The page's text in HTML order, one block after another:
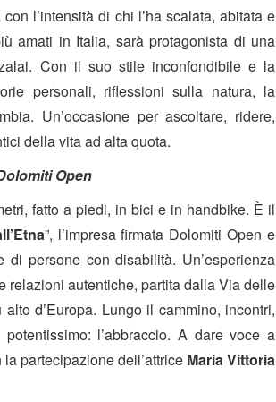
l’intensità di chi l’ha scalata, abitata e
amati in Italia, sarà protagonista di una
Con il suo stile inconfondibile e la
personali, riflessioni sulla natura, la
Un’occasione per ascoltare, ridere,
della vita ad alta quota.
Open
fatto a piedi, in bici e in handbike. È il
”, l’impresa firmata Dolomiti Open e
persone con disabilità. Un’esperienza
relazioni autentiche, partita dalla Via delle
d’Europa. Lungo il cammino, incontri,
l’abbraccio. A dare voce a
partecipazione dell’attrice Maria Vittoria